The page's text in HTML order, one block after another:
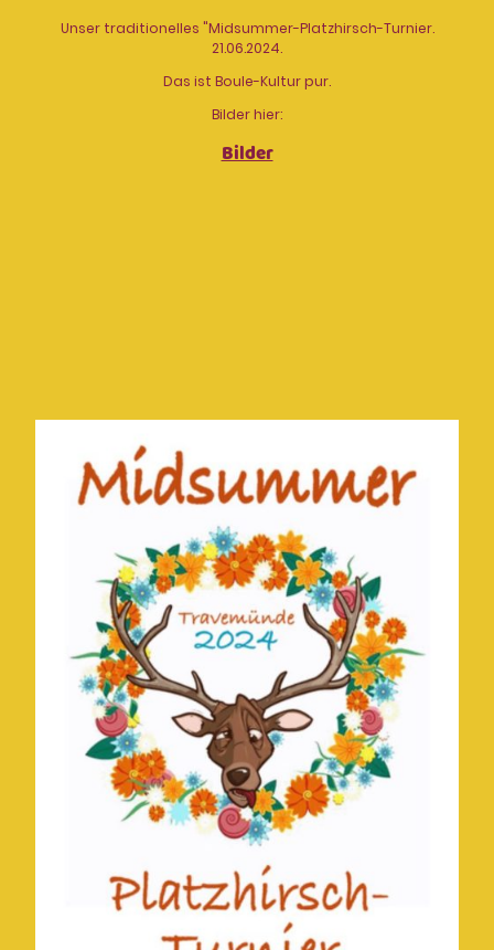
Unser traditionelles "Midsummer-Platzhirsch-Turnier.
21.06.2024.
Das ist Boule-Kultur pur.
Bilder hier:
Bilder